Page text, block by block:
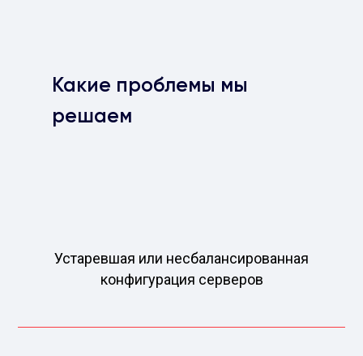
Какие проблемы мы
решаем
Устаревшая или несбалансированная
конфигурация серверов